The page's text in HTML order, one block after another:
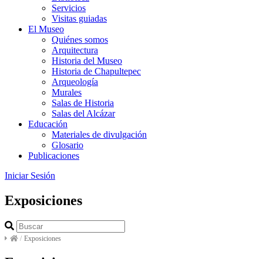
Servicios
Visitas guiadas
El Museo
Quiénes somos
Arquitectura
Historia del Museo
Historia de Chapultepec
Arqueología
Murales
Salas de Historia
Salas del Alcázar
Educación
Materiales de divulgación
Glosario
Publicaciones
Iniciar Sesión
Exposiciones
/ Exposiciones